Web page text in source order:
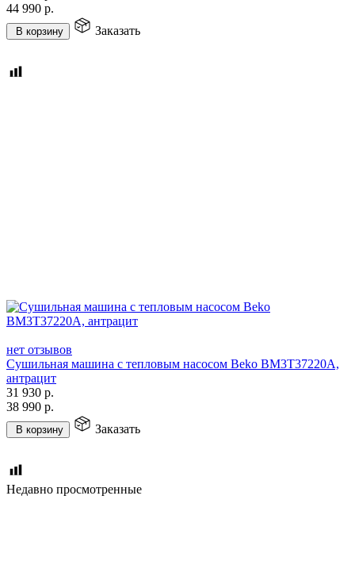
44 990 р.
В корзину Заказать
нет отзывов
Сушильная машина с тепловым насосом Beko BM3T37220A,
антрацит
31 930 р.
38 990 р.
В корзину Заказать
Недавно просмотренные